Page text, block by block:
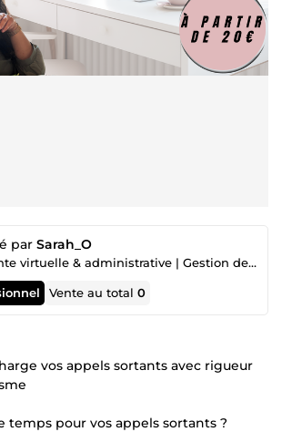
par Sarah_O
Assistante virtuelle & administrative | Gestion de projets | Relation client
Vente au total0
vos appels sortants avec rigueur
temps pour vos appels sortants ?